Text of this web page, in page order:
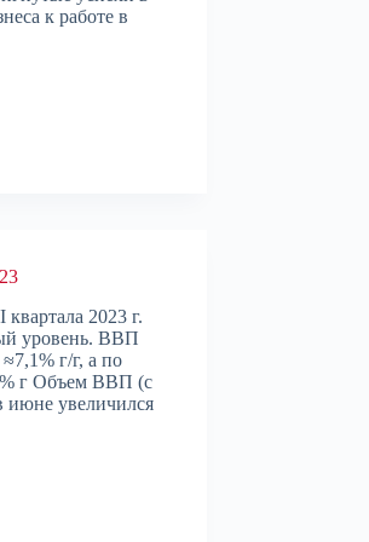
к работе в
2023 г.
уровень. ВВП
г/г, а по
г Объем ВВП (с
июне увеличился